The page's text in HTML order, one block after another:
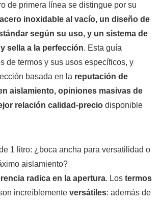
de primera línea se distingue por su
inoxidable al vacío, un diseño de
según su uso, y un sistema de
sella a la perfección. Esta guía
de termos y sus usos específicos, y
basada en la reputación de
aislamiento, opiniones masivas de
relación calidad-precio disponible
1 litro: ¿boca ancha para versatilidad o
aislamiento?
radica en la apertura. Los termos
increíblemente versátiles: además de